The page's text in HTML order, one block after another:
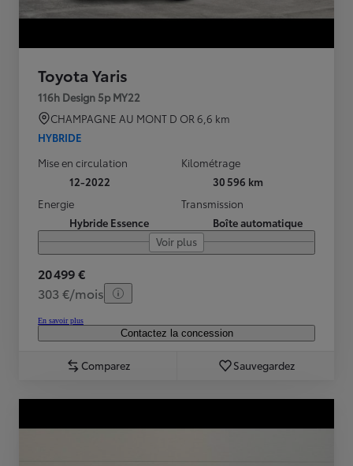
Toyota Yaris
116h Design 5p MY22
CHAMPAGNE AU MONT D OR 6,6 km
HYBRIDE
Mise en circulation
12-2022
Kilométrage
30 596 km
Energie
Hybride Essence
Transmission
Boîte automatique
Voir plus
20 499 €
303 €/mois
En savoir plus
Contactez la concession
Comparez Sauvegardez